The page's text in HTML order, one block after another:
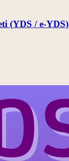
(YDS / e-YDS)